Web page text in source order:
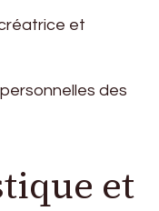
et
des
et